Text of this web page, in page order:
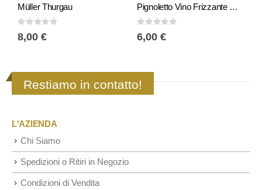
Müller Thurgau
8,00 €
Pignoletto Vino Frizzante Modavino
6,00 €
Restiamo in contatto!
L'AZIENDA
Chi Siamo
Spedizioni o Ritiri in Negozio
Condizioni di Vendita